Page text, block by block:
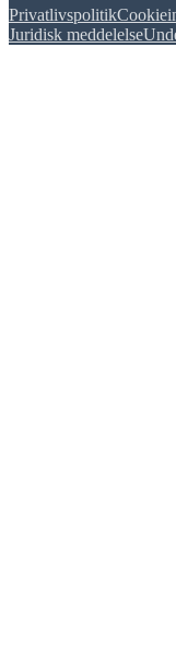
Privatlivspolitik
Juridisk meddelelse